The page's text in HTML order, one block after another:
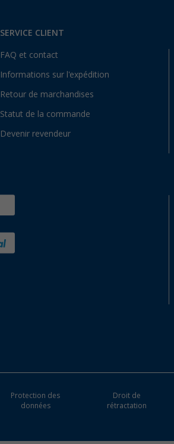
SERVICE CLIENT
FAQ et contact
Informations sur l'expédition
Retour de marchandises
Statut de la commande
Devenir revendeur
Protection des
données
Droit de
rétractation